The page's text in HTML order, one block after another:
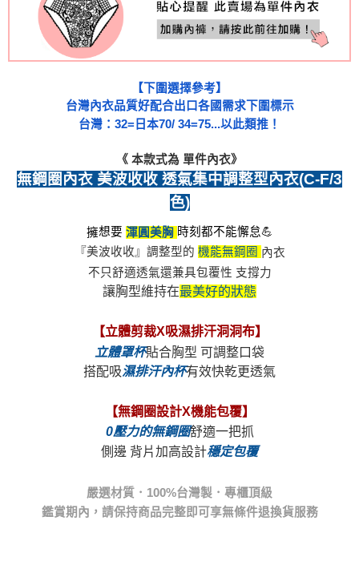
台灣內衣品質好配合出口各國需求下圍標示
《 本款式為 單件內衣》
無鋼圈內衣 美波收收 透氣集中調整型內衣(C-F/3
色)
擁想要 渾圓美胸 時刻都不能懈怠💪
『美波收收』調整型的 機能無鋼圈
讓胸型維持在
立體罩杯
搭配吸濕排汗內杯
0壓力的無鋼圈
側邊 背片加高設計
鑑賞期內，請保持商品完整即可享無條件退換貨服務